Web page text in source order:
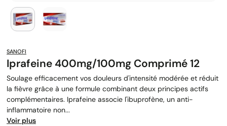
SANOFI
Iprafeine 400mg/100mg Comprimé 12
Soulage efficacement vos douleurs d'intensité modérée et réduit
la fièvre grâce à une formule combinant deux principes actifs
complémentaires. Iprafeine associe l'ibuprofène, un anti-
inflammatoire non...
Voir plus